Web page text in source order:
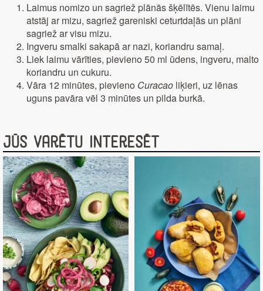
Laimus nomizo un sagriež plānās šķēlītēs. Vienu laimu
atstāj ar mizu, sagriež gareniski ceturtdaļās un plāni
sagriež ar visu mizu.
Ingveru smalki sakapā ar nazi, koriandru samaļ.
Liek laimu vārīties, pievieno 50 ml ūdens, ingveru, malto
koriandru un cukuru.
Vāra 12 minūtes, pievieno Curacao liķieri, uz lēnas
uguns pavāra vēl 3 minūtes un pilda burkā.
Jūs varētu interesēt